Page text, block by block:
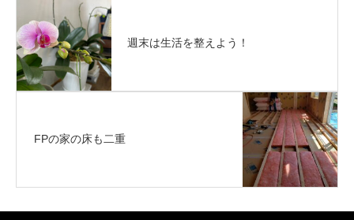
週末は生活を整えよう！
FPの家の床も二重